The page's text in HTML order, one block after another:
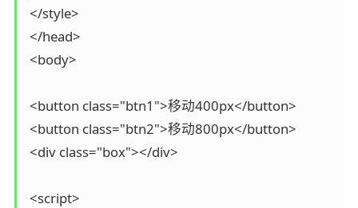
</style>
</head>
<body>
<button class="btn1">移动400px</button>
<button class="btn2">移动800px</button>
<div class="box"></div>
<script>